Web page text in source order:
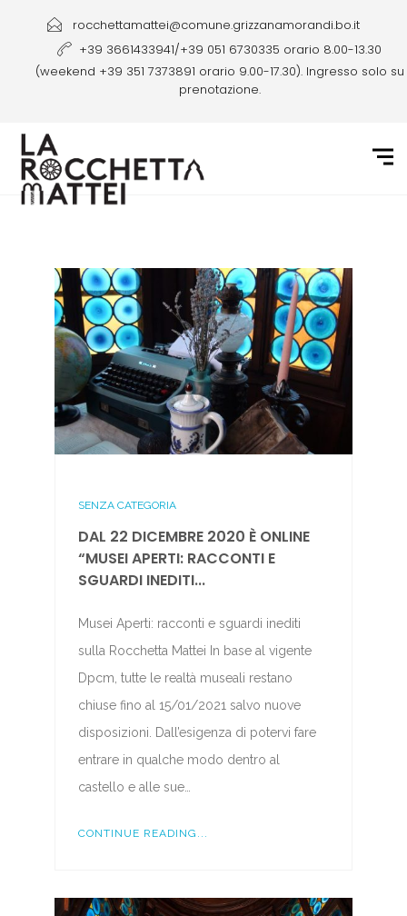
rocchettamattei@comune.grizzanamorandi.bo.it
+39 3661433941/+39 051 6730335 orario 8.00-13.30
(weekend +39 351 7373891 orario 9.00-17.30). Ingresso solo su
prenotazione.
SENZA CATEGORIA
DAL 22 DICEMBRE 2020 È ONLINE
“MUSEI APERTI: RACCONTI E
SGUARDI INEDITI...
Musei Aperti: racconti e sguardi inediti
sulla Rocchetta Mattei In base al vigente
Dpcm, tutte le realtà museali restano
chiuse fino al 15/01/2021 salvo nuove
disposizioni. Dall’esigenza di potervi fare
entrare in qualche modo dentro al
castello e alle sue…
CONTINUE READING...